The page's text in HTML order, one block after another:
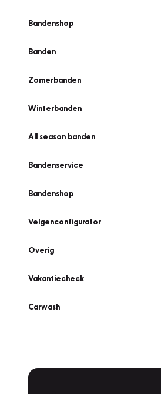
Bandenshop
Banden
Zomerbanden
Winterbanden
All season banden
Bandenservice
Bandenshop
Velgenconfigurator
Overig
Vakantiecheck
Carwash